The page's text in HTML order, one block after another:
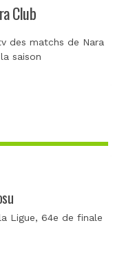
Club
des matchs de Nara
saison
Ligue, 64e de finale